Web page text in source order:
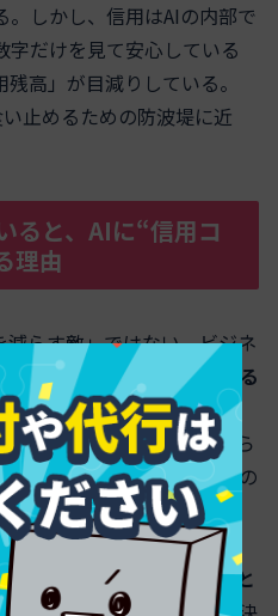
しかし、信用はAIの内部で
だけを見て安心している
高」が目減りしている。
止めるための防波堤に近
ると、AIに“信用コ
理由
らす敵」ではない。ビジネ
ネスクレジット）を査定する
方が早い。
この会社の情報は扱いづら
の青いリンクは残っているの
続く。
く
サイト全体の情報構造と